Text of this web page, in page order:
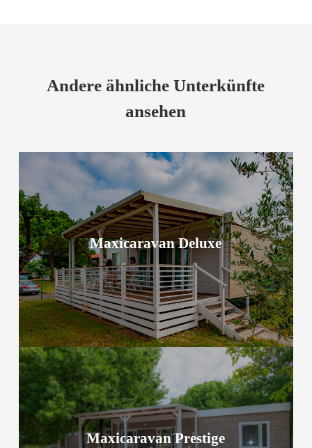
Andere ähnliche Unterkünfte
ansehen
Maxicaravan Deluxe
Maxicaravan Deluxe
Mehr zur Unterkunft
Maxicaravan Prestige
Maxicaravan Prestige